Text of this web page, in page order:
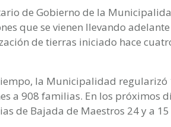
de Gobierno de la
que se vienen llevando
de tierras iniciado hace
la Municipalidad
a 908 familias. En los próximos
de Bajada de Maestros 24 y a